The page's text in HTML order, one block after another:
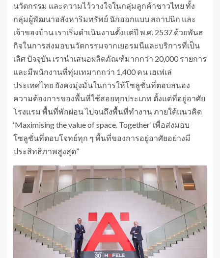
นวัตกรรม และความไว้วางใจในกลุ่มลูกค้าชาวไทย ทั้ง
กลุ่มผู้พัฒนาอสังหาริมทรัพย์ นักออกแบบ สถาปนิก และ
เจ้าของบ้าน เราเริ่มดำเนินงานตั้งแต่ปี พ.ศ. 2537 ด้วยพันธ
กิจในการส่งมอบนวัตกรรมจากเยอรมนีและบริการที่เป็น
เลิศ ปัจจุบัน เรานำเสนอผลิตภัณฑ์มากกว่า 20,000 รายการ
และมีพนักงานที่ทุ่มเทมากกว่า 1,400 คน เฮเฟเล่
ประเทศไทย ยังคงมุ่งมั่นในการให้โซลูชั่นที่ตอบสนอง
ความต้องการของพื้นที่ใช้สอยทุกประเภท ตั้งแต่ที่อยู่อาศัย
โรงแรม พื้นที่พักผ่อน ไปจนถึงพื้นที่ทำงาน ภายใต้แนวคิด
‘Maximising the value of space. Together’ เพื่อส่งมอบ
โซลูชั่นที่ตอบโจทย์ทุก ๆ พื้นที่ของการอยู่อาศัยอย่างมี
ประสิทธิภาพสูงสุด”